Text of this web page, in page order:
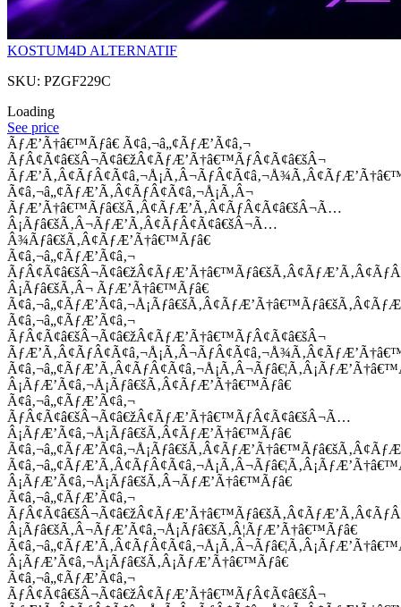
KOSTUM4D ALTERNATIF
SKU: PZGF229C
Loading
See price
ÃƒÆ’Ã†â€™Ãƒâ€ Ã¢â‚¬â„¢ÃƒÆ’Ã¢â‚¬
ÃƒÂ¢Ã¢â€šÂ¬Ã¢â€žÂ¢ÃƒÆ’Ã†â€™ÃƒÂ¢Ã¢â€šÂ¬
Ã¢â‚¬â„¢ÃƒÆ’Ã‚Â¢ÃƒÂ¢Ã¢â‚¬Å¡Ã‚Â¬
ÃƒÆ’Ã†â€™Ãƒâ€šÃ‚Â¢ÃƒÆ’Ã‚Â¢ÃƒÂ¢Ã¢â€šÂ¬Ã…
Â¡Ãƒâ€šÃ‚Â¬ÃƒÆ’Ã‚Â¢ÃƒÂ¢Ã¢â€šÂ¬Ã…
Â¾Ãƒâ€šÃ‚Â¢ÃƒÆ’Ã†â€™Ãƒâ€
Ã¢â‚¬â„¢ÃƒÆ’Ã¢â‚¬
Â¡Ãƒâ€šÃ‚Â¬ ÃƒÆ’Ã†â€™Ãƒâ€
Ã¢â‚¬â„¢ÃƒÆ’Ã¢â‚¬
ÃƒÂ¢Ã¢â€šÂ¬Ã¢â€žÂ¢ÃƒÆ’Ã†â€™ÃƒÂ¢Ã¢â€šÂ¬
Â¡ÃƒÆ’Ã¢â‚¬Å¡Ãƒâ€šÃ‚Â¢ÃƒÆ’Ã†â€™Ãƒâ€
Ã¢â‚¬â„¢ÃƒÆ’Ã¢â‚¬
ÃƒÂ¢Ã¢â€šÂ¬Ã¢â€žÂ¢ÃƒÆ’Ã†â€™ÃƒÂ¢Ã¢â€šÂ¬Ã…
Â¡ÃƒÆ’Ã¢â‚¬Å¡Ãƒâ€šÃ‚Â¢ÃƒÆ’Ã†â€™Ãƒâ€
Â¡ÃƒÆ’Ã¢â‚¬Å¡Ãƒâ€šÃ‚Â¬ÃƒÆ’Ã†â€™Ãƒâ€
Ã¢â‚¬â„¢ÃƒÆ’Ã¢â‚¬
Â¡Ãƒâ€šÃ‚Â¬ÃƒÆ’Ã¢â‚¬Å¡Ãƒâ€šÃ‚Â¦ÃƒÆ’Ã†â€™Ãƒâ€
Â¡ÃƒÆ’Ã¢â‚¬Å¡Ãƒâ€šÃ‚Â¡ÃƒÆ’Ã†â€™Ãƒâ€
Ã¢â‚¬â„¢ÃƒÆ’Ã¢â‚¬
ÃƒÂ¢Ã¢â€šÂ¬Ã¢â€žÂ¢ÃƒÆ’Ã†â€™ÃƒÂ¢Ã¢â€šÂ¬